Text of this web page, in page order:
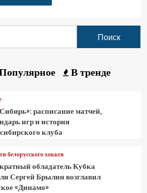
В тренде
расписание матчей,
игр и история
клуба
белорусского хоккея
обладатель Кубка
Сергей Брылин возглавил
«Динамо»